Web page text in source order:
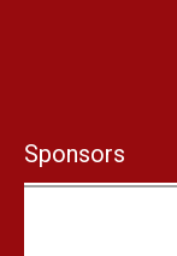
Sponsors